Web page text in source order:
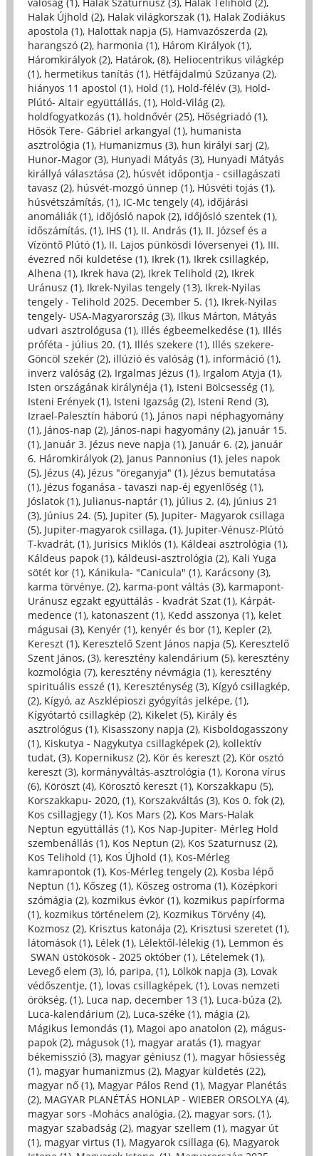
Halak Újhold (2), Halak világkorszak (1), Halak Zodiákus
apostola (1), Halottak napja (5), Hamvazószerda (2),
harangszó (2), harmonia (1), Három Királyok (1),
Háromkirályok (2), Határok, (8), Heliocentrikus világkép
(1), hermetikus tanítás (1), Hétfájdalmú Szűzanya (2),
hiányos 11 apostol (1), Hold (1), Hold-félév (3), Hold-
Plútó- Altair együttállás, (1), Hold-Világ (2),
holdfogyatkozás (1), holdnővér (25), Hőségriadó (1),
Hősök Tere- Gábriel arkangyal (1), humanista
asztrológia (1), Humanizmus (3), hun királyi sarj (2),
Hunor-Magor (3), Hunyadi Mátyás (3), Hunyadi Mátyás
királlyá választása (2), húsvét időpontja - csillagászati
tavasz (2), húsvét-mozgó ünnep (1), Húsvéti tojás (1),
húsvétszámítás, (1), IC-Mc tengely (4), időjárási
anomáliák (1), időjósló napok (2), időjósló szentek (1),
időszámítás, (1), IHS (1), II. András (1), II. József és a
Vízöntő Plútó (1), II. Lajos pünkösdi lóversenyei (1), III.
évezred női küldetése (1), Ikrek (1), Ikrek csillagkép,
Alhena (1), Ikrek hava (2), Ikrek Telihold (2), Ikrek
Uránusz (1), Ikrek-Nyilas tengely (13), Ikrek-Nyilas
tengely - Telihold 2025. December 5. (1), Ikrek-Nyilas
tengely- USA-Magyarország (3), Ilkus Márton, Mátyás
udvari asztrológusa (1), Illés égbeemelkedése (1), Illés
próféta - július 20. (1), Illés szekere (1), Illés szekere-
Göncöl szekér (2), illúzió és valóság (1), információ (1),
inverz valóság (2), Irgalmas Jézus (1), Irgalom Atyja (1),
Isten országának királynéja (1), Isteni Bölcsesség (1),
Isteni Erények (1), Isteni Igazság (2), Isteni Rend (3),
Izrael-Palesztín háború (1), János napi néphagyomány
(1), János-nap (2), János-napi hagyomány (2), január 15.
(1), Január 3. Jézus neve napja (1), Január 6. (2), január
6. Háromkirályok (2), Janus Pannonius (1), jeles napok
(5), Jézus (4), Jézus "öreganyja" (1), Jézus bemutatása
(1), Jézus foganása - tavaszi nap-éj egyenlőség (1),
Jóslatok (1), Julianus-naptár (1), július 2. (4), június 21
(3), Június 24. (5), Jupiter (5), Jupiter- Magyarok csillaga
(5), Jupiter-magyarok csillaga, (1), Jupiter-Vénusz-Plútó
T-kvadrát, (1), Jurisics Miklós (1), Káldeai asztrológia (1),
Káldeus papok (1), káldeusi-asztrológia (2), Kali Yuga
sötét kor (1), Kánikula- "Canicula" (1), Karácsony (3),
karma törvénye, (2), karma-pont váltás (3), karmapont-
Uránusz egzakt együttálás - kvadrát Szat (1), Kárpát-
medence (1), katonaszent (1), Kedd asszonya (1), kelet
mágusai (3), Kenyér (1), kenyér és bor (1), Kepler (2),
Kereszt (1), Keresztelő Szent János napja (5), Keresztelő
Szent János, (3), keresztény kalendárium (5), keresztény
kozmológia (7), keresztény névmágia (1), keresztény
spirituális esszé (1), Kereszténység (3), Kígyó csillagkép,
(2), Kígyó, az Aszklépioszi gyógyítás jelképe, (1),
Kígyótartó csillagkép (2), Kikelet (5), Király és
asztrológus (1), Kisasszony napja (2), Kisboldogasszony
(1), Kiskutya - Nagykutya csillagképek (2), kollektív
tudat, (3), Kopernikusz (2), Kör és kereszt (2), Kör osztó
kereszt (3), kormányváltás-asztrológia (1), Korona vírus
(6), Köröszt (4), Körosztó kereszt (1), Korszakkapu (5),
Korszakkapu- 2020, (1), Korszakváltás (3), Kos 0. fok (2),
Kos csillagjegy (1), Kos Mars (2), Kos Mars-Halak
Neptun együttállás (1), Kos Nap-Jupiter- Mérleg Hold
szembenállás (1), Kos Neptun (2), Kos Szaturnusz (2),
Kos Telihold (1), Kos Újhold (1), Kos-Mérleg
kamrapontok (1), Kos-Mérleg tengely (2), Kosba lépő
Neptun (1), Kőszeg (1), Kőszeg ostroma (1), Középkori
szómágia (2), kozmikus évkör (1), kozmikus papírforma
(1), kozmikus történelem (2), Kozmikus Törvény (4),
Kozmosz (2), Krisztus katonája (2), Krisztusi szeretet (1),
látomások (1), Lélek (1), Lélektől-lélekig (1), Lemmon és
SWAN üstökösök - 2025 október (1), Lételemek (1),
Levegő elem (3), ló, paripa, (1), Lölkök napja (3), Lovak
védőszentje, (1), lovas csillagképek, (1), Lovas nemzeti
örökség, (1), Luca nap, december 13 (1), Luca-búza (2),
Luca-kalendárium (2), Luca-széke (1), mágia (2),
Mágikus lemondás (1), Magoi apo anatolon (2), mágus-
papok (2), mágusok (1), magyar aratás (1), magyar
békemisszió (3), magyar géniusz (1), magyar hősiesség
(1), magyar humanizmus (2), Magyar küldetés (22),
magyar nő (1), Magyar Pálos Rend (1), Magyar Planétás
(2), MAGYAR PLANÉTÁS HONLAP - WIEBER ORSOLYA (4),
magyar sors -Mohács analógia, (2), magyar sors, (1),
magyar szabadság (2), magyar szellem (1), magyar út
(1), magyar virtus (1), Magyarok csillaga (6), Magyarok